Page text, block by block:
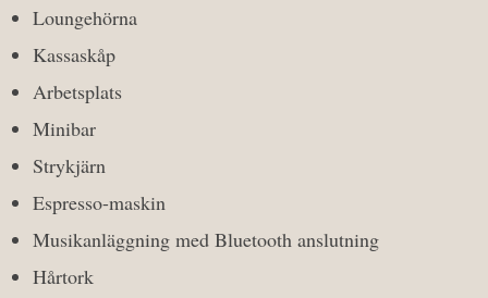
Loungehörna
Kassaskåp
Arbetsplats
Minibar
Strykjärn
Espresso-maskin
Musikanläggning med Bluetooth anslutning
Hårtork